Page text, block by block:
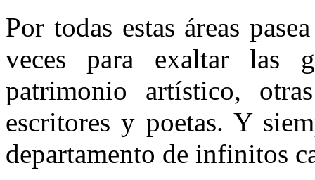
Por todas estas áreas
veces para exaltar las
patrimonio artístico,
escritores y poetas. Y
departamento de infinitos